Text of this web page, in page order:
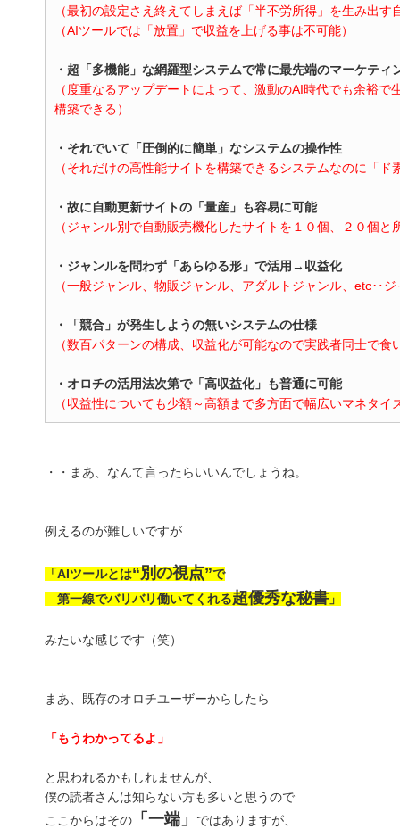
（最初の設定さえ終えてしまえば「半不労所得」を生み出
（AIツールでは「放置」で収益を上げる事は不可能）
・超「多機能」な網羅型システムで常に最先端のマーケテ
（度重なるアップデートによって、激動のAI時代でも余裕
構築できる）
・それでいて「圧倒的に簡単」なシステムの操作性
（それだけの高性能サイトを構築できるシステムなのに「
・故に自動更新サイトの「量産」も容易に可能
（ジャンル別で自動販売機化したサイトを１０個、２０個と
・ジャンルを問わず「あらゆる形」で活用→収益化
（一般ジャンル、物販ジャンル、アダルトジャンル、etc‥
・「競合」が発生しようの無いシステムの仕様
（数百パターンの構成、収益化が可能なので実践者同士で食
・オロチの活用法次第で「高収益化」も普通に可能
（収益性についても少額～高額まで多方面で幅広いマネタイ
・・まあ、なんて言ったらいいんでしょうね。
例えるのが難しいですが
「AIツールとは“別の視点”で
第一線でバリバリ働いてくれる超優秀な秘書 」
みたいな感じです（笑）
まあ、既存のオロチユーザーからしたら
「もうわかってるよ」
と思われるかもしれませんが、
僕の読者さんは知らない方も多いと思うので
ここからはその
「一端」
ではありますが、